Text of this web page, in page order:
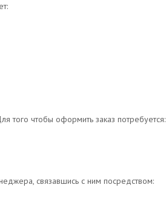
того чтобы оформить заказ потребуется:
связавшись с ним посредством: